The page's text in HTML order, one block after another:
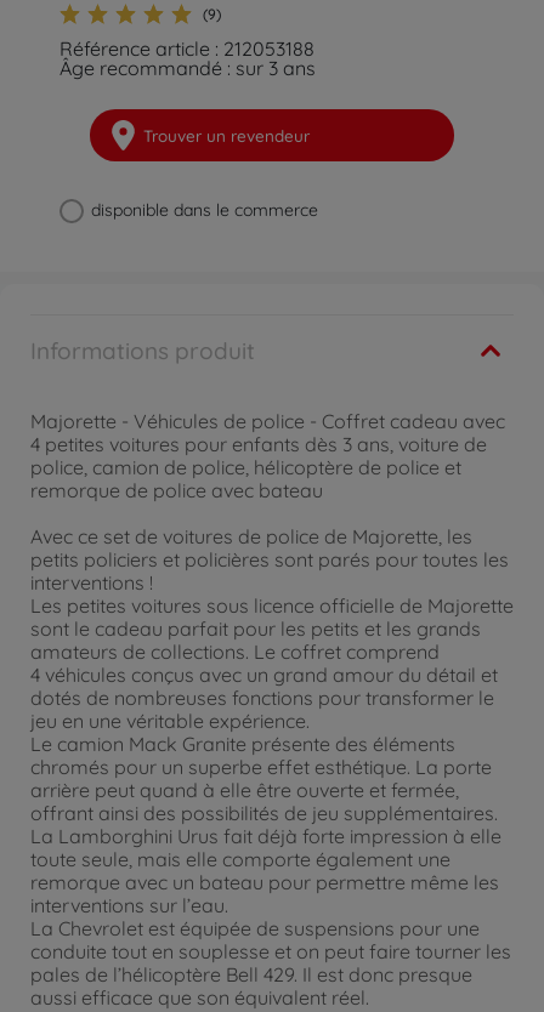
(9)
Référence article : 212053188
Âge recommandé : sur 3 ans
Trouver un revendeur
disponible dans le commerce
Informations produit
Majorette - Véhicules de police - Coffret cadeau avec
4 petites voitures pour enfants dès 3 ans, voiture de
police, camion de police, hélicoptère de police et
remorque de police avec bateau
Avec ce set de voitures de police de Majorette, les
petits policiers et policières sont parés pour toutes les
interventions !
Les petites voitures sous licence officielle de Majorette
sont le cadeau parfait pour les petits et les grands
amateurs de collections. Le coffret comprend
4 véhicules conçus avec un grand amour du détail et
dotés de nombreuses fonctions pour transformer le
jeu en une véritable expérience.
Le camion Mack Granite présente des éléments
chromés pour un superbe effet esthétique. La porte
arrière peut quand à elle être ouverte et fermée,
offrant ainsi des possibilités de jeu supplémentaires.
La Lamborghini Urus fait déjà forte impression à elle
toute seule, mais elle comporte également une
remorque avec un bateau pour permettre même les
interventions sur l’eau.
La Chevrolet est équipée de suspensions pour une
conduite tout en souplesse et on peut faire tourner les
pales de l’hélicoptère Bell 429. Il est donc presque
aussi efficace que son équivalent réel.